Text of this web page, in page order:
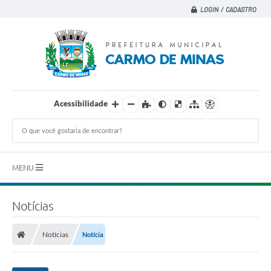
LOGIN / CADASTRO
Acessibilidade
MENU
DEPARTAMENTOS
Notícias
Notícias Notícia